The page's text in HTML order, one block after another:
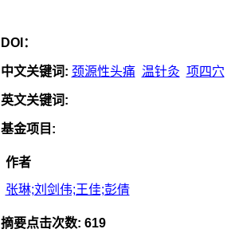
DOI：
中文关键词: 颈源性头痛 温针灸 项四穴
英文关键词:
基金项目 :
作者
张琳;刘剑伟;王佳;彭倩
摘要点击次数: 619